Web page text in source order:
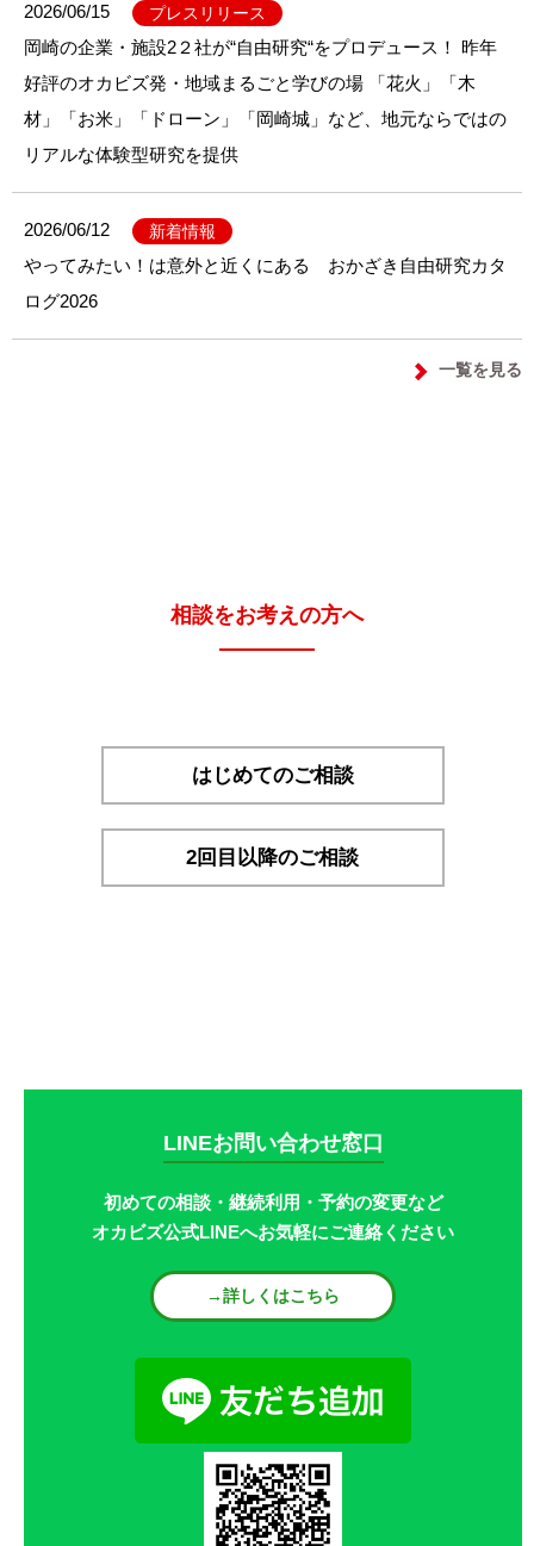
2026/06/15 プレスリリース
岡崎の企業・施設2２社が“自由研究“をプロデュース！ 昨年
好評のオカビズ発・地域まるごと学びの場 「花火」「木
材」「お米」「ドローン」「岡崎城」など、地元ならではの
リアルな体験型研究を提供
2026/06/12 新着情報
やってみたい！は意外と近くにある おかざき自由研究カタ
ログ2026
一覧を見る
相談をお考えの方へ
はじめてのご相談
2回目以降のご相談
LINEお問い合わせ窓口
初めての相談・継続利用・予約の変更など
オカビズ公式LINEへお気軽にご連絡ください
→詳しくはこちら